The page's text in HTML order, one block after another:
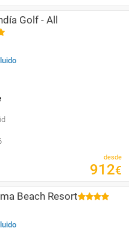
Golf - All
desde
912€
Beach Resort